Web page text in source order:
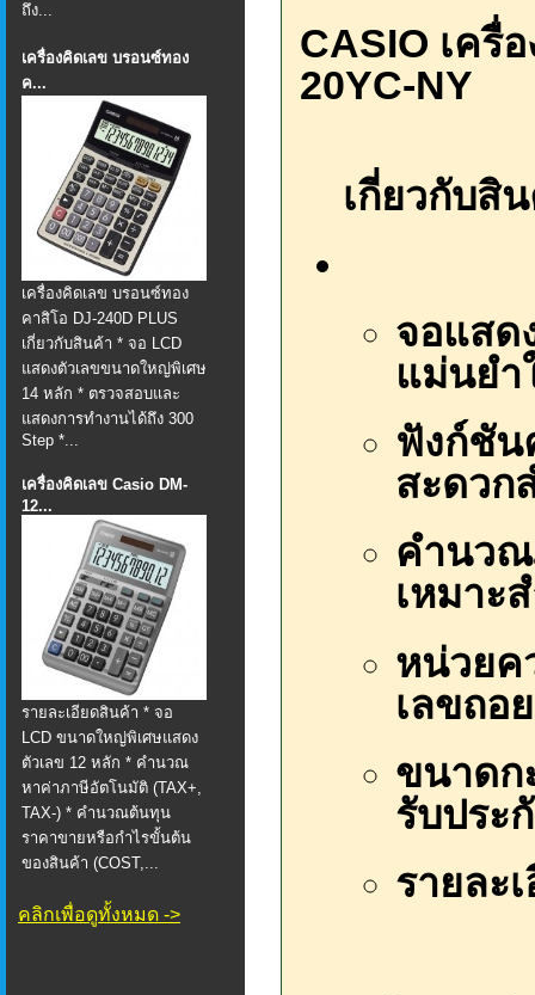
ถึง...
เครื่องคิดเลข บรอนซ์ทอง
ค...
เครื่องคิดเลข บรอนซ์ทอง
คาสิโอ DJ-240D PLUS
เกี่ยวกับสินค้า * จอ LCD
แสดงตัวเลขขนาดใหญ่พิเศษ
14 หลัก * ตรวจสอบและ
แสดงการทำงานได้ถึง 300
Step *...
เครื่องคิดเลข Casio DM-
12...
รายละเอียดสินค้า * จอ
LCD ขนาดใหญ่พิเศษแสดง
ตัวเลข 12 หลัก * คำนวณ
หาค่าภาษีอัตโนมัติ (TAX+,
TAX-) * คำนวณต้นทุน
ราคาขายหรือกำไรขั้นต้น
ของสินค้า (COST,...
คลิกเพื่อดูทั้งหมด ->
CASIO เครื่
20YC-NY
เกี่ยวกับสิ
จอแสด
แม่นย
ฟังก์ชัน
สะดวก
คำนวณ
เหมาะ
หน่วยค
เลขถอ
ขนาดก
รับประ
รายละ